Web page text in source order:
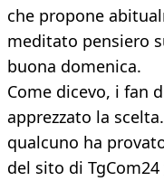
che propone
meditato pensiero
buona domenica.
Come dicevo, i fan
apprezzato la
qualcuno ha
del sito di TgCom24